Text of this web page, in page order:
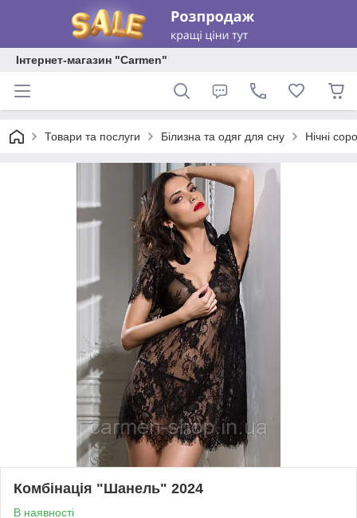
Інтернет-магазин "Carmen"
Товари та послуги Білизна та одяг для сну Нічні
Комбінація "Шанель" 2024
В наявності